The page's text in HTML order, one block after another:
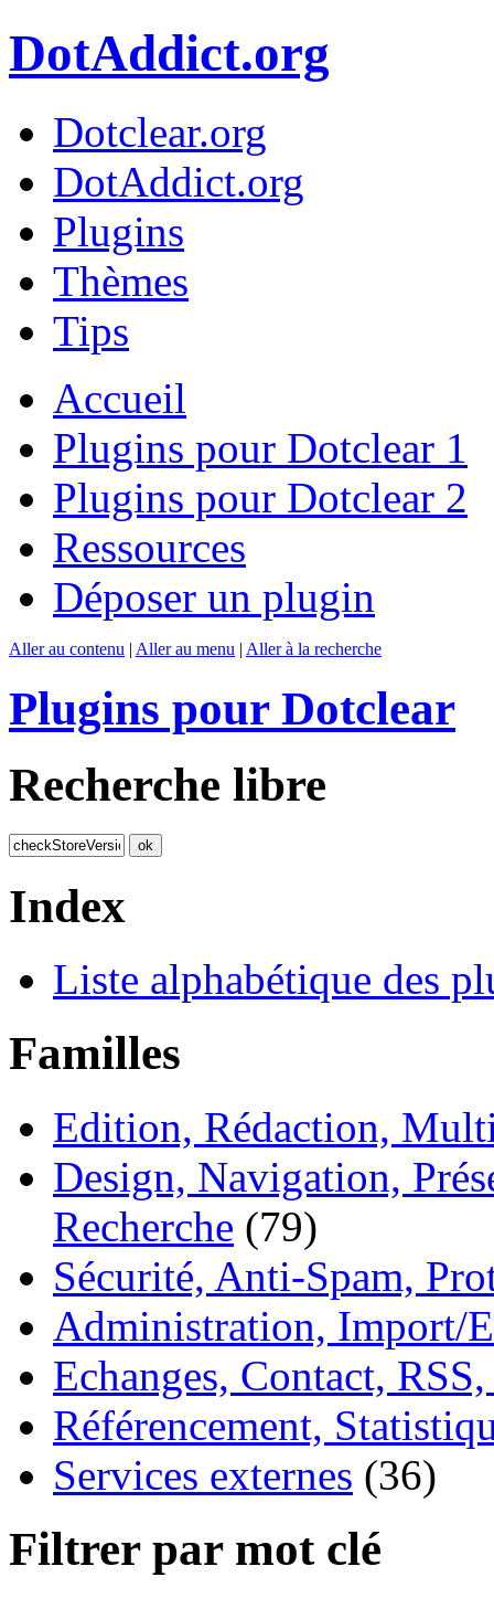
DotAddict.org
Dotclear.org
DotAddict.org
Plugins
Thèmes
Tips
Accueil
Plugins pour Dotclear 1
Plugins pour Dotclear 2
Ressources
Déposer un plugin
Aller au contenu | Aller au menu | Aller à la recherche
Plugins pour Dotclear
Recherche libre
Index
Liste alphabétique des
Familles
Edition, Rédaction,
Design, Navigation,
Recherche (79)
Sécurité, Anti-Spam,
Administration, Import/
Echanges, Contact,
Référencement,
Services externes (36)
Filtrer par mot clé